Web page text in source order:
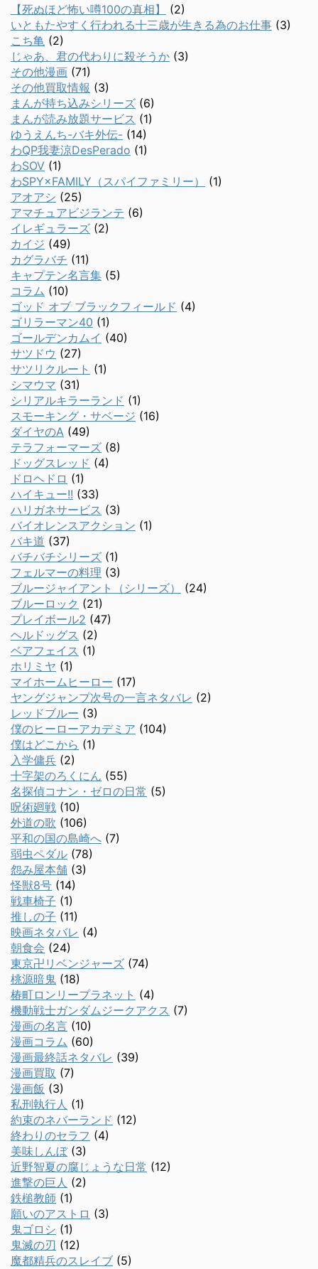
【死ぬほど怖い噂100の真相】
(2)
いともたやすく行われる十三歳が生きる為のお仕事 (3)
こち亀 (2)
じゃあ、君の代わりに殺そうか (3)
その他漫画 (71)
その他買取情報 (3)
まんが持ち込みシリーズ (6)
まんが読み放題サービス (1)
ゆうえんち-バキ外伝- (14)
わQP我妻涼DesPerado (1)
わSOV (1)
わSPY×FAMILY（スパイファミリー）
(1)
アオアシ (25)
アマチュアビジランテ (6)
イレギュラーズ (2)
カイジ (49)
カグラバチ (11)
キャプテン名言集 (5)
コラム (10)
ゴッド オブ ブラックフィールド (4)
ゴリラーマン40 (1)
ゴールデンカムイ (40)
サツドウ (27)
サツリクルート (1)
シマウマ (31)
シリアルキラーランド (1)
スモーキング・サベージ (16)
ダイヤのA (49)
テラフォーマーズ (8)
ドッグスレッド (4)
ドロヘドロ (1)
ハイキュー!! (33)
ハリガネサービス (3)
バイオレンスアクション (1)
バキ道 (37)
バチバチシリーズ (1)
フェルマーの料理 (3)
ブルージャイアント（シリーズ）
(24)
ブルーロック (21)
プレイボール2 (47)
ヘルドッグス (2)
ベアフェイス (1)
ホリミヤ (1)
マイホームヒーロー (17)
ヤングジャンプ次号の一言ネタバレ (2)
レッドブルー (3)
僕のヒーローアカデミア (104)
僕はどこから (1)
入学傭兵 (2)
十字架のろくにん (55)
名探偵コナン・ゼロの日常 (5)
呪術廻戦 (10)
外道の歌 (106)
平和の国の島崎へ (7)
弱虫ペダル (78)
怨み屋本舗 (3)
怪獣8号 (14)
戦車椅子 (1)
推しの子 (11)
映画ネタバレ (4)
朝食会 (24)
東京卍リベンジャーズ (74)
桃源暗鬼 (18)
椿町ロンリープラネット (4)
機動戦士ガンダムジークアクス (7)
漫画の名言 (10)
漫画コラム (60)
漫画最終話ネタバレ (39)
漫画買取 (7)
漫画飯 (3)
私刑執行人 (1)
約束のネバーランド (12)
終わりのセラフ (4)
美味しんぼ(3)
近野智夏の腐じょうな日常 (12)
進撃の巨人 (2)
鉄槌教師 (1)
願いのアストロ (3)
鬼ゴロシ (1)
鬼滅の刃 (12)
魔都精兵のスレイブ (5)